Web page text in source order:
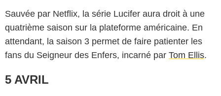
Sauvée par Netflix, la série Lucifer aura droit à une
quatrième saison sur la plateforme américaine. En
attendant, la saison 3 permet de faire patienter les
fans du Seigneur des Enfers, incarné par Tom Ellis.
5 AVRIL
Netflix